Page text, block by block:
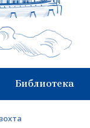
Библиотека